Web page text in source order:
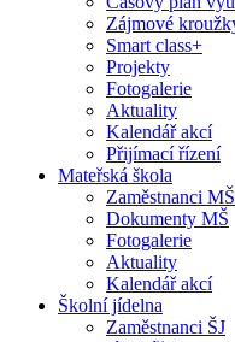
Zájmové
Smart class+
Projekty
Fotogalerie
Aktuality
Kalendář akcí
Přijímací řízení
Mateřská škola
Zaměstnanci MŠ
Dokumenty MŠ
Fotogalerie
Aktuality
Kalendář akcí
Školní jídelna
Zaměstnanci ŠJ